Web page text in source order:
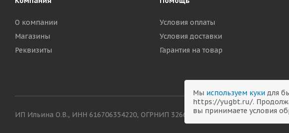
О компании
Магазины
Реквизиты
Условия оплаты
Условия доставки
Гарантия на товар
ИП Ильина О.В., ИНН 616706354220, ОГРНИП 326619600038282
Мы используем куки для
https://yugbt.ru/.
вы принимаете условия